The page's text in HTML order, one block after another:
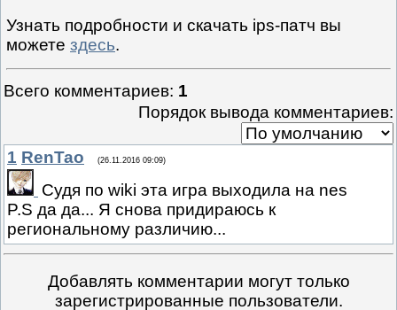
Узнать подробности и скачать ips-патч вы
можете здесь.
Всего комментариев: 1
Порядок вывода комментариев:
1 RenTao (26.11.2016 09:09)
Судя по wiki эта игра выходила на nes
P.S да да... Я снова придираюсь к
региональному различию...
Добавлять комментарии могут только
зарегистрированные пользователи.